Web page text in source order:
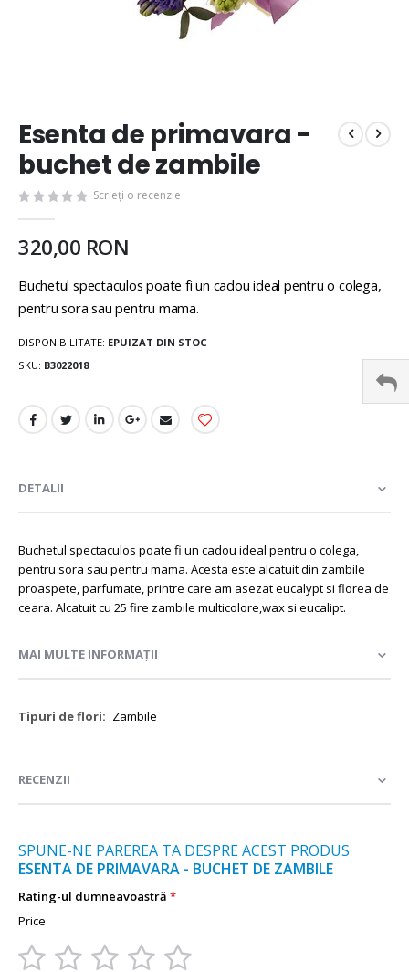
Esenta de primavara -
buchet de zambile
Scrieți o recenzie
320,00 RON
Buchetul spectaculos poate fi un cadou ideal pentru o colega,
pentru sora sau pentru mama.
DISPONIBILITATE: EPUIZAT DIN STOC
SKU B3022018
DETALII
Buchetul spectaculos poate fi un cadou ideal pentru o colega,
pentru sora sau pentru mama. Acesta este alcatuit din zambile
proaspete, parfumate, printre care am asezat eucalypt si florea de
ceara. Alcatuit cu 25 fire zambile multicolore,wax si eucalipt.
MAI MULTE INFORMAȚII
Mai
Zambile
RECENZII
SPUNE-NE PAREREA TA DESPRE ACEST PRODUS
ESENTA DE PRIMAVARA - BUCHET DE ZAMBILE
Rating-ul dumneavoastră
Price